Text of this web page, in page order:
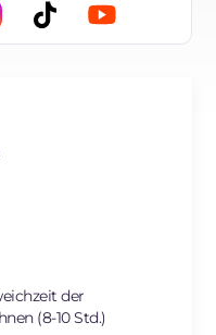
der
(8-10 Std.)